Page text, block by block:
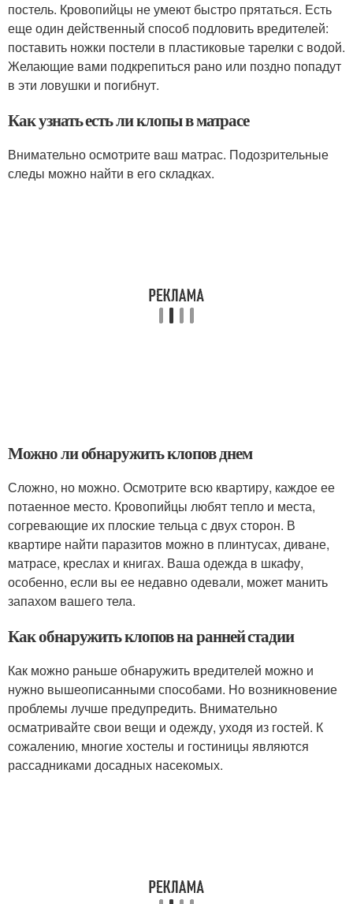
постель. Кровопийцы не умеют быстро прятаться. Есть
еще один действенный способ подловить вредителей:
поставить ножки постели в пластиковые тарелки с водой.
Желающие вами подкрепиться рано или поздно попадут
в эти ловушки и погибнут.
Как узнать есть ли клопы в матрасе
Внимательно осмотрите ваш матрас. Подозрительные
следы можно найти в его складках.
Можно ли обнаружить клопов днем
Сложно, но можно. Осмотрите всю квартиру, каждое ее
потаенное место. Кровопийцы любят тепло и места,
согревающие их плоские тельца с двух сторон. В
квартире найти паразитов можно в плинтусах, диване,
матрасе, креслах и книгах. Ваша одежда в шкафу,
особенно, если вы ее недавно одевали, может манить
запахом вашего тела.
Как обнаружить клопов на ранней стадии
Как можно раньше обнаружить вредителей можно и
нужно вышеописанными способами. Но возникновение
проблемы лучше предупредить. Внимательно
осматривайте свои вещи и одежду, уходя из гостей. К
сожалению, многие хостелы и гостиницы являются
рассадниками досадных насекомых.